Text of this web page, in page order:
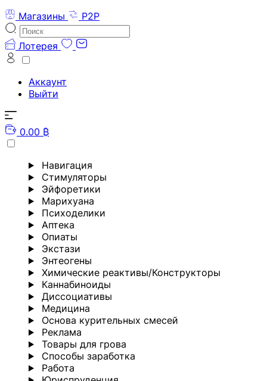
Магазины
P2P
Лотерея
Аккаунт
Выйти
0.00 ₿
Навигация
Стимуляторы
Эйфоретики
Марихуана
Психоделики
Аптека
Опиаты
Экстази
Энтеогены
Химические реактивы/Конструкторы
Каннабиноиды
Диссоциативы
Медицина
Основа курительных смесей
Реклама
Товары для грова
Способы заработка
Работа